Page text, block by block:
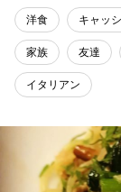
洋食 キャッ
家族 友達
イタリアン